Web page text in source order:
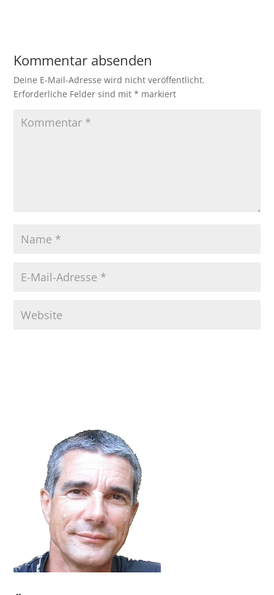
Kommentar absenden
Deine E-Mail-Adresse wird nicht veröffentlicht.
Erforderliche Felder sind mit* markiert